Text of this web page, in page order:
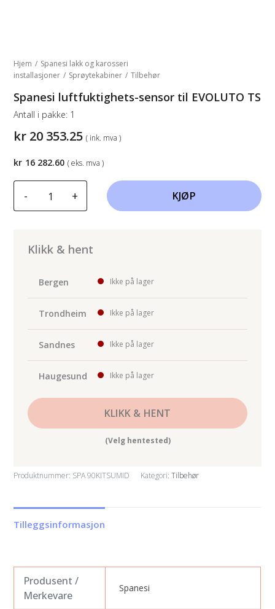
Hjem / Spanesi lakk og karosseri
installasjoner / Sprøytekabiner / Tilbehør
Spanesi luftfuktighets-sensor til EVOLUTO TS
kr 20 353.25 ( ink. mva )
Antall i pakke: 1
-
luftfuktighets-
EVOLUTO
+ KJØP
Klikk & hent
Bergen Ikke på lager
Trondheim Ikke på lager
Sandnes Ikke på lager
Haugesund Ikke på lager
KLIKK & HENT
(Velg hentested)
Produktnummer: SPA 90KITSUMID Kategori:Tilbehør
kr 16 282.60 ( eks. mva )
Tilleggsinformasjon
Produsent /
Merkevare
Spanesi